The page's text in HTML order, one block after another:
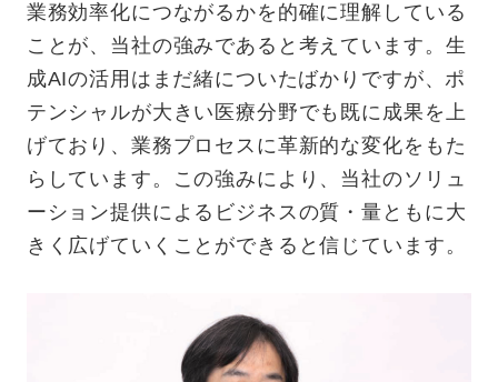
業務効率化につながるかを的確に理解している
ことが、当社の強みであると考えています。生
成AIの活用はまだ緒についたばかりですが、ポ
テンシャルが大きい医療分野でも既に成果を上
げており、業務プロセスに革新的な変化をもた
らしています。この強みにより、当社のソリュ
ーション提供によるビジネスの質・量ともに大
きく広げていくことができると信じています。